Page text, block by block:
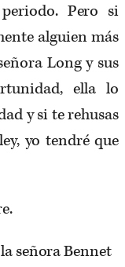
Pero si
alguien más
Long y sus
ella lo
y si te rehusas
yo tendré que
señora Bennet